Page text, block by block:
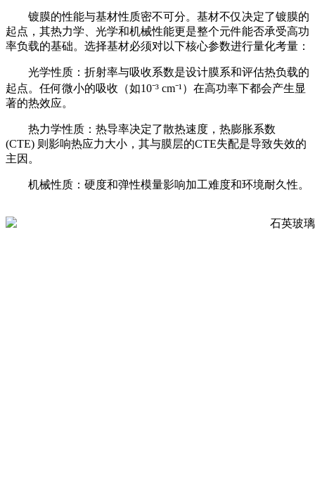
镀膜的性能与基材性质密不可分。基材不仅决定了镀膜的
起点，其热力学、光学和机械性能更是整个元件能否承受高功
率负载的基础。选择基材必须对以下核心参数进行量化考量：
光学性质：折射率与吸收系数是设计膜系和评估热负载的
起点。任何微小的吸收（如10⁻³ cm⁻¹）在高功率下都会产生显
著的热效应。
热力学性质：热导率决定了散热速度，热膨胀系数
(CTE) 则影响热应力大小，其与膜层的CTE失配是导致失效的
主因。
机械性质：硬度和弹性模量影响加工难度和环境耐久性。